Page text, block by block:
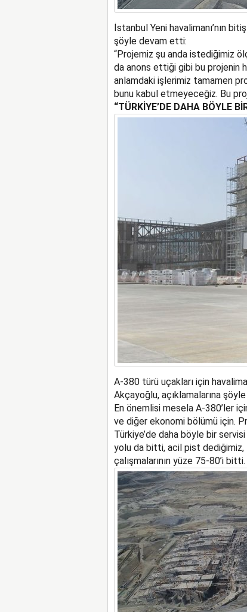
İstanbul Yeni havalimanı’nın
şöyle devam etti:
“Projemiz şu anda istediğimiz
da anons ettiği gibi bu projenin
anlamdaki işlerimiz tamamen
bunu kabul etmeyeceğiz. Bu
“TÜRKİYE’DE DAHA BÖYLE
A-380 türü uçakları için
Akçayoğlu, açıklamalarına
En önemlisi mesela A-380’ler
ve diğer ekonomi bölümü için.
Türkiye’de daha böyle bir
yolu da bitti, acil pist
çalışmalarının yüze 75-80’i bitti.